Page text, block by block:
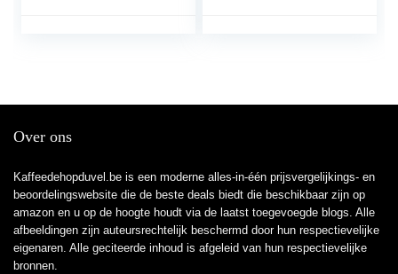
Over ons
Kaffeedehopduvel.be is een moderne alles-in-één prijsvergelijkings- en
beoordelingswebsite die de beste deals biedt die beschikbaar zijn op
amazon en u op de hoogte houdt via de laatst toegevoegde blogs. Alle
afbeeldingen zijn auteursrechtelijk beschermd door hun respectievelijke
eigenaren. Alle geciteerde inhoud is afgeleid van hun respectievelijke
bronnen.